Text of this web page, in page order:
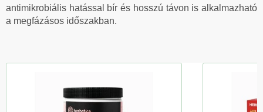
antimikrobiális hatással bír és hosszú távon is alkalmazható
a megfázásos időszakban.